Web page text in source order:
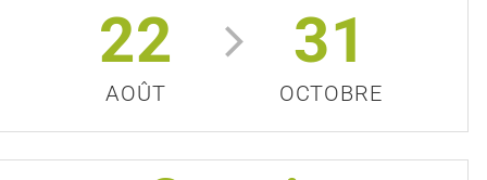
22
AOÛT
31
OCTOBRE